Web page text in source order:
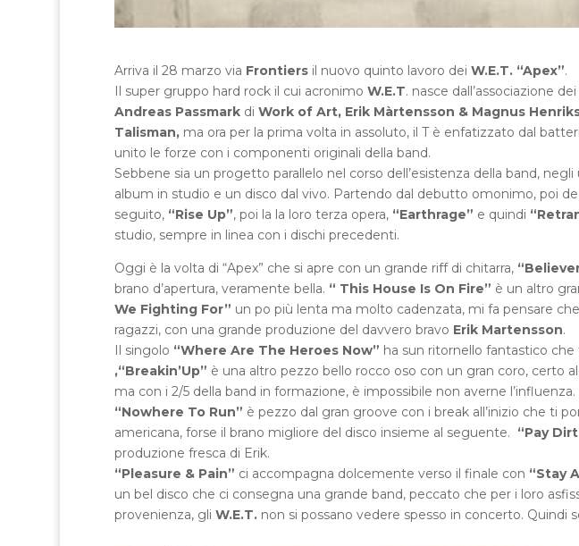
Arriva il 28 marzo via Frontiers il nuovo quinto lavoro dei W.E.T. “Apex”.
Il super gruppo hard rock il cui acronimo W.E.T. nasce dall’associazione
Andreas Passmarkdi Work of Art, Erik Màrtensson & Magnus
Talisman,ma ora per la prima volta in assoluto, il T è enfatizzato dal
unito le forze con i componenti originali della band.
Sebbene sia un progetto parallelo nel corso dell’esistenza della band,
album in studio e un disco dal vivo. Partendo dal debutto omonimo, poi
seguito, “Rise Up”, poi la la loro terza opera,“Earthrage” e quindi
studio, sempre in linea con i dischi precedenti.
Oggi è la volta di “Apex” che si apre con un grande riff di chitarra,
brano d’apertura, veramente bella. “ This House Is On Fire” è un altro
We Fighting For” un po più lenta ma molto cadenzata, mi fa pensare
ragazzi, con una grande produzione del davvero bravo Erik Martensson.
Il singolo “Where Are The Heroes Now” ha sun ritornello fantastico
,“Breakin’Up” è una altro pezzo bello rocco oso con un gran coro, certo
ma con i 2/5 della band in formazione, è impossibile non averne l’influenza.
“Nowhere To Run” è pezzo dal gran groove con i break all’inizio che ti
americana, forse il brano migliore del disco insieme al seguente. “Pay
produzione fresca di Erik.
“Pleasure & Pain” ci accompagna dolcemente verso il finale con “Stay
un bel disco che ci consegna una grande band, peccato che per i loro
provenienza, gli W.E.T.non si possano vedere spesso in concerto. Quindi